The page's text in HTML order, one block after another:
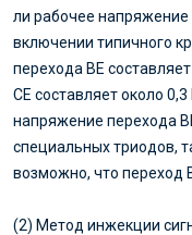
ли рабочее
включении типичного
перехода BE
CE составляет около
напряжение перехода
специальных триодов,
возможно, что переход
(2) Метод инжекции